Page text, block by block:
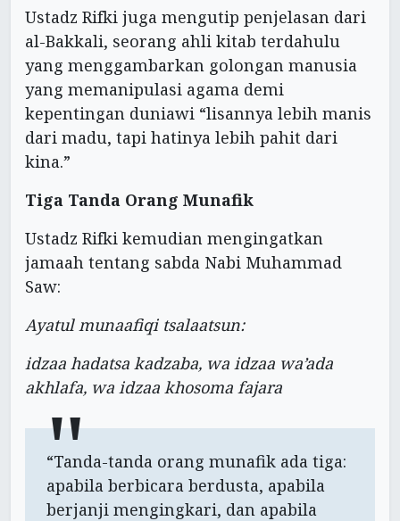
Ustadz Rifki juga mengutip penjelasan dari
al-Bakkali, seorang ahli kitab terdahulu
yang menggambarkan golongan manusia
yang memanipulasi agama demi
kepentingan duniawi “lisannya lebih manis
dari madu, tapi hatinya lebih pahit dari
kina.”
Tiga Tanda Orang Munafik
Ustadz Rifki kemudian mengingatkan
jamaah tentang sabda Nabi Muhammad
Saw:
Ayatul munaafiqi tsalaatsun:
idzaa hadatsa kadzaba, wa idzaa wa’ada
akhlafa, wa idzaa khosoma fajara
“Tanda-tanda orang munafik ada tiga:
apabila berbicara berdusta, apabila
berjanji mengingkari, dan apabila